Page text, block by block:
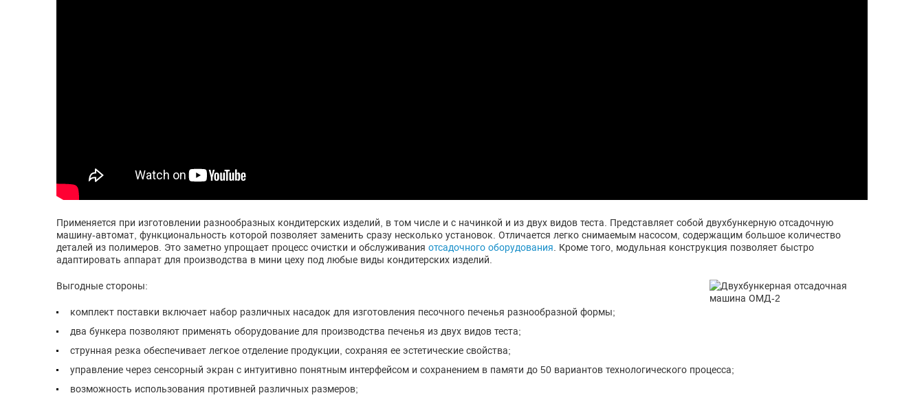
Применяется при изготовлении разнообразных кондитерских изделий, в том числе и с начинкой и из двух видов теста. Представляет собой двухбункерную отсадочную
машину-автомат, функциональность которой позволяет заменить сразу несколько установок. Отличается легко снимаемым насосом, содержащим большое количество
деталей из полимеров. Это заметно упрощает процесс очистки и обслуживания отсадочного оборудования . Кроме того, модульная конструкция позволяет быстро
адаптировать аппарат для производства в мини цеху под любые виды кондитерских изделий.
Выгодные стороны:
комплект поставки включает набор различных насадок для изготовления песочного печенья разнообразной формы;
два бункера позволяют применять оборудование для производства печенья из двух видов теста;
струнная резка обеспечивает легкое отделение продукции, сохраняя ее эстетические свойства;
управление через сенсорный экран с интуитивно понятным интерфейсом и сохранением в памяти до 50 вариантов технологического процесса;
возможность использования противней различных размеров;